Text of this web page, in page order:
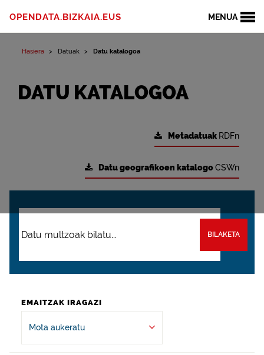
MENUA
OPENDATA.BIZKAIA.EUS
Hasiera Datuak Datu katalogoa
DATU KATALOGOA
Metadatuak RDFn
Datu geografikoen katalogoCSWn
BILAKETA
EMAITZAK IRAGAZI
Mota aukeratu